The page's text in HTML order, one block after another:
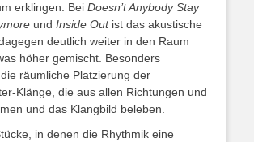
erklingen. Bei Doesn’t Anybody Stay
und Inside Outist das akustische
deutlich weiter in den Raum
höher gemischt. Besonders
räumliche Platzierung der
Klänge, die aus allen Richtungen und
und das Klangbild beleben.
in denen die Rhythmik eine